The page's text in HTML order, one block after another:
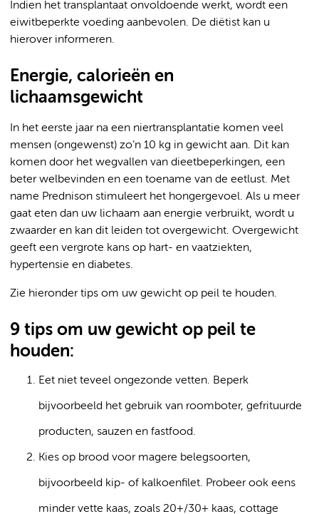
Indien het transplantaat onvoldoende werkt, wordt een
eiwitbeperkte voeding aanbevolen. De diëtist kan u
hierover informeren.
Energie, calorieën en
lichaamsgewicht
In het eerste jaar na een niertransplantatie komen veel
mensen (ongewenst) zo’n 10 kg in gewicht aan. Dit kan
komen door het wegvallen van dieetbeperkingen, een
beter welbevinden en een toename van de eetlust. Met
name Prednison stimuleert het hongergevoel. Als u meer
gaat eten dan uw lichaam aan energie verbruikt, wordt u
zwaarder en kan dit leiden tot overgewicht. Overgewicht
geeft een vergrote kans op hart- en vaatziekten,
hypertensie en diabetes.
Zie hieronder tips om uw gewicht op peil te houden.
9 tips om uw gewicht op peil te
houden:
Eet niet teveel ongezonde vetten. Beperk
bijvoorbeeld het gebruik van roomboter, gefrituurde
producten, sauzen en fastfood.
Kies op brood voor magere belegsoorten,
bijvoorbeeld kip- of kalkoenfilet. Probeer ook eens
minder vette kaas, zoals 20+/30+ kaas, cottage